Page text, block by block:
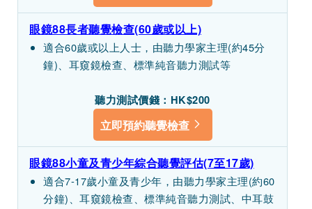
眼鏡88長者聽覺檢查(60歲或以上)
適合60歲或以上人士，由聽力學家主理(約45分
鐘)、耳窺鏡檢查、標準純音聽力測試等
聽力測試價錢：HK$200
立即預約聽覺檢查
眼鏡88小童及青少年綜合聽覺評估(7至17歲)
適合7-17歲小童及青少年，由聽力學家主理(約60
分鐘)、耳窺鏡檢查、標準純音聽力測試、中耳鼓